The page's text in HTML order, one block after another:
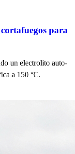
para
un electrolito auto-
a 150 °C.